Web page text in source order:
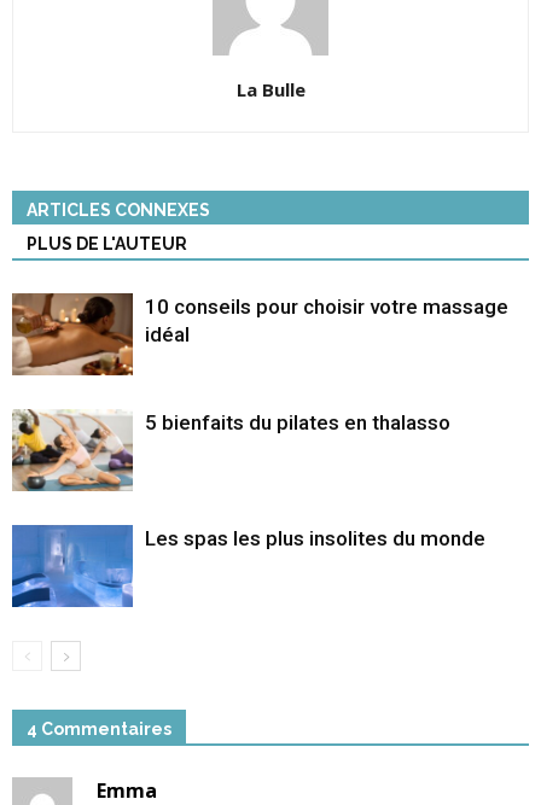
La Bulle
ARTICLES CONNEXES
PLUS DE L'AUTEUR
10 conseils pour choisir votre massage
idéal
5 bienfaits du pilates en thalasso
Les spas les plus insolites du monde
4 Commentaires
Emma